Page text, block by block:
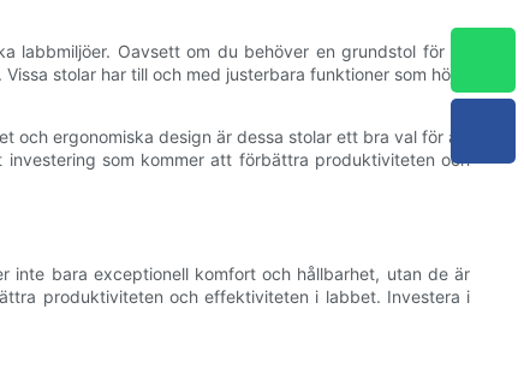
labbmiljöer. Oavsett om du behöver en grundstol för en
stolar har till och med justerbara funktioner som höjd,
och ergonomiska design är dessa stolar ett bra val för att
som kommer att förbättra produktiviteten och
inte bara exceptionell komfort och hållbarhet, utan de är
produktiviteten och effektiviteten i labbet. Investera i